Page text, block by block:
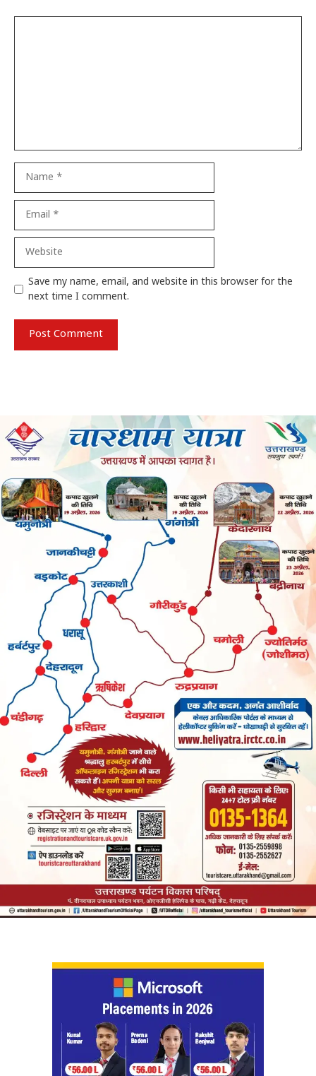
Save my name, email, and website in this browser for the
next time I comment.